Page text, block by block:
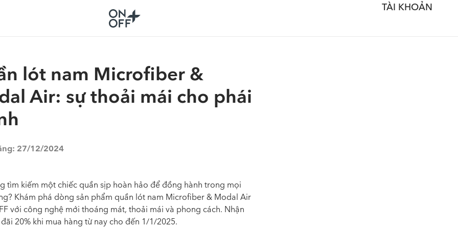
TÀI KHOẢN
lót nam Microfiber &
Air: sự thoải mái cho phái
27/12/2024
tìm kiếm một chiếc quần sịp hoàn hảo để đồng hành trong mọi
Khám phá dòng sản phẩm quần lót nam Microfiber & Modal Air
với công nghệ mới thoáng mát, thoải mái và phong cách. Nhận
20% khi mua hàng từ nay cho đến 1/1/2025.